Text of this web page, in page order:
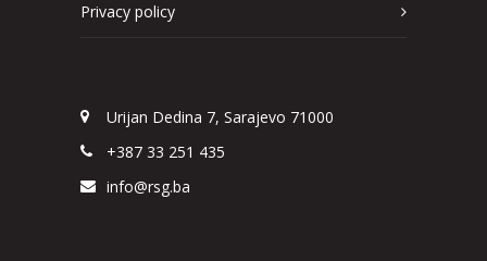
Privacy policy
Urijan Dedina 7, Sarajevo 71000
+387 33 251 435
info@rsg.ba